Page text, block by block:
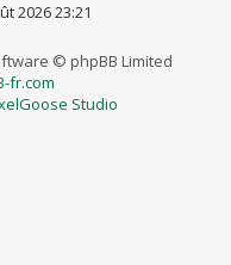
2026 23:21
© phpBB Limited
fr.com
Studio